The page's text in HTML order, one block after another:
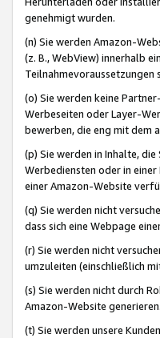
genehmigt wurden.
(n) Sie werden Amazon-
(z. B., WebView) innerhalb
(o) Sie werden keine
Werbeseiten oder Layer-
bewerben, die eng mit dem
(p) Sie werden in Inhalte,
Werbediensten oder in
einer Amazon-Website
(q) Sie werden nicht
dass sich eine Webpage
(r) Sie werden nicht
umzuleiten (einschließlich
(s) Sie werden nicht durch
Amazon-Website generieren.
(t) Sie werden unsere